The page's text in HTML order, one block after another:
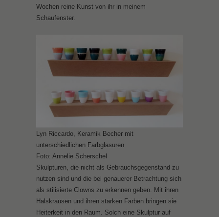
Wochen reine Kunst von ihr in meinem
Schaufenster.
Lyn Riccardo, Keramik Becher mit
unterschiedlichen Farbglasuren
Foto: Annelie Scherschel
Skulpturen, die nicht als Gebrauchsgegenstand zu
nutzen sind und die bei genauerer Betrachtung sich
als stilisierte Clowns zu erkennen geben. Mit ihren
Halskrausen und ihren starken Farben bringen sie
Heiterkeit in den Raum. Solch eine Skulptur auf